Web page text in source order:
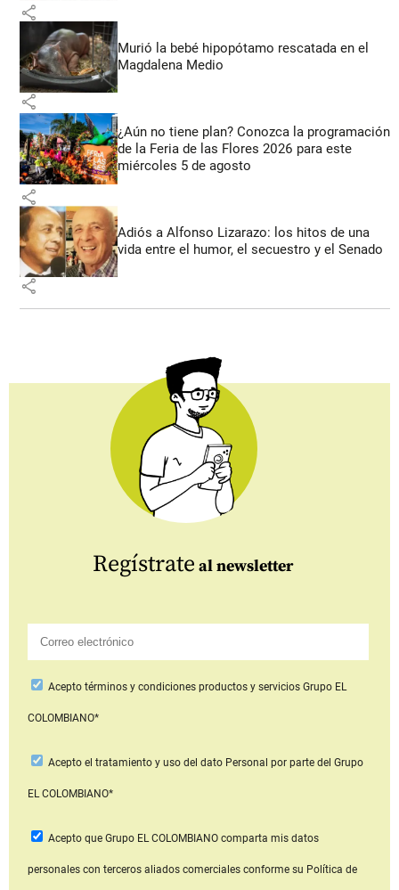
share
Murió la bebé hipopótamo rescatada en el
Magdalena Medio
share
¿Aún no tiene plan? Conozca la programación
de la Feria de las Flores 2026 para este
miércoles 5 de agosto
share
Adiós a Alfonso Lizarazo: los hitos de una
vida entre el humor, el secuestro y el Senado
share
Regístrate al newsletter
Aceptotérminos y condiciones productos y serviciosGrupo EL
COLOMBIANO*
Acepto el tratamiento y uso del dato Personal por parte del Grupo
EL COLOMBIANO*
Acepto que Grupo EL COLOMBIANOcomparta mis datos
personales con terceros aliados comerciales conforme su Política de